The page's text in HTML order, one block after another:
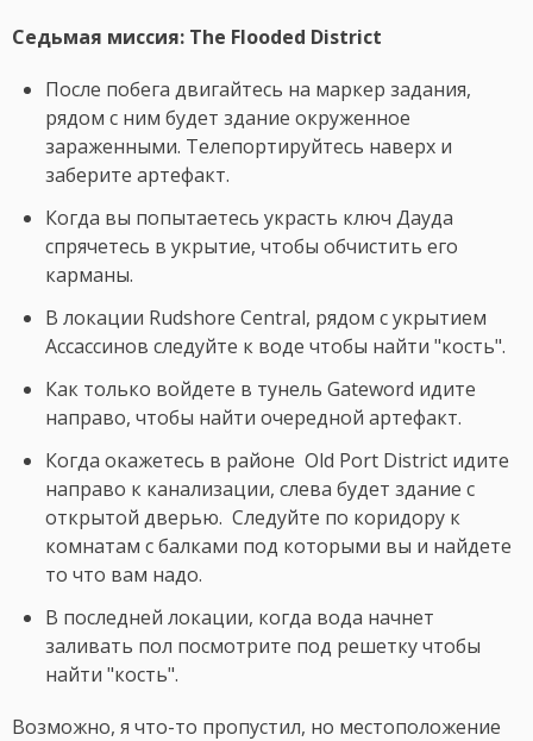
Седьмая миссия: The Flooded District
После побега двигайтесь на маркер задания,
рядом с ним будет здание окруженное
зараженными. Телепортируйтесь наверх и
заберите артефакт.
Когда вы попытаетесь украсть ключ Дауда
спрячетесь в укрытие, чтобы обчистить его
карманы.
В локации Rudshore Central, рядом с укрытием
Ассассинов следуйте к воде чтобы найти "кость".
Как только войдете в тунель Gateword идите
направо, чтобы найти очередной артефакт.
Когда окажетесь в районе Old Port District идите
направо к канализации, слева будет здание с
открытой дверью. Следуйте по коридору к
комнатам с балками под которыми вы и найдете
то что вам надо.
В последней локации, когда вода начнет
заливать пол посмотрите под решетку чтобы
найти "кость".
Возможно, я что-то пропустил, но местоположение